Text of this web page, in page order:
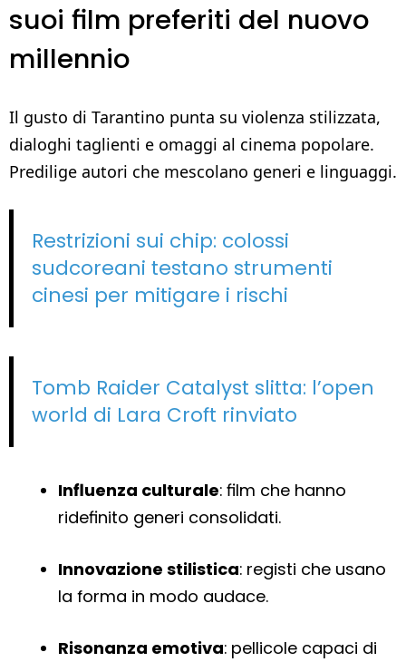
suoi film preferiti del nuovo
millennio
Il gusto di Tarantino punta su violenza stilizzata,
dialoghi taglienti e omaggi al cinema popolare.
Predilige autori che mescolano generi e linguaggi.
Restrizioni sui chip: colossi
sudcoreani testano strumenti
cinesi per mitigare i rischi
Tomb Raider Catalyst slitta: l’open
world di Lara Croft rinviato
Influenza culturale: film che hanno
ridefinito generi consolidati.
Innovazione stilistica: registi che usano
la forma in modo audace.
Risonanza emotiva: pellicole capaci di